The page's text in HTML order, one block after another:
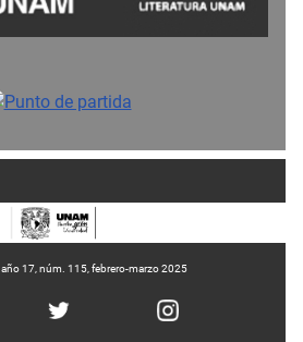
, año 17, núm. 115, febrero-marzo 2025